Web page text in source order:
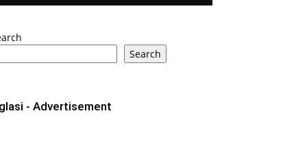
Search
- Advertisement